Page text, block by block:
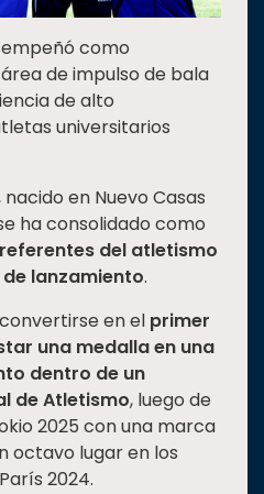
como
de impulso de bala
de alto
universitarios
en Nuevo Casas
ha consolidado como
del atletismo
lanzamiento.
en el primer
una medalla en una
dentro de un
de Atletismo, luego de
2025 con una marca
octavo lugar en los
2024.